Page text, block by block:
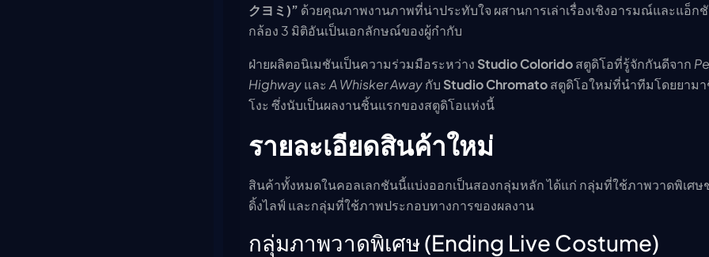
クヨミ)” ด้วยคุณภาพงานภาพที่น่าประทับใจ ผสานการเล่าเรื่องเชิงอารมณ์และแอ็ก
กล้อง 3 มิติอันเป็นเอกลักษณ์ของผู้กำกับ
ฝ่ายผลิตอนิเมชันเป็นความร่วมมือระหว่าง Studio Coloridoสตูดิโอที่รู้จักกันดีจาก
Highwayและ A Whisker Awayกับ Studio Chromatoสตูดิโอใหม่ที่นำทีมโดยยามา
โงะ ซึ่งนับเป็นผลงานชิ้นแรกของสตูดิโอแห่งนี้
รายละเอียดสินค้าใหม่
สินค้าทั้งหมดในคอลเลกชันนี้แบ่งออกเป็นสองกลุ่มหลัก ได้แก่ กลุ่มที่ใช้ภาพวาดพิเศษ
ดิ้งไลฟ์ และกลุ่มที่ใช้ภาพประกอบทางการของผลงาน
กลุ่มภาพวาดพิเศษ (Ending Live Costume)